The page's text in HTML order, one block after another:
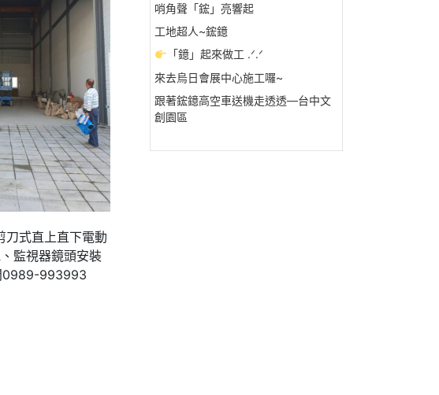
式直上直下電動
監視器鏡頭安裝
0989-993993
哨角聲「鋐」亮響起
工地超人~鋐鐿
「鐿」起來做工 .ᐟ.ᐟ
來去烏日會展中心施工囉~
跟著鋐鐿高空車送機走透透—台中文
創園區